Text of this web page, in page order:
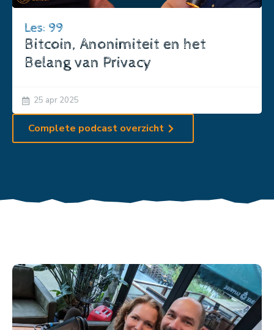
Les: 99
Bitcoin, Anonimiteit en het
Belang van Privacy
25 apr 2025
Complete podcast overzicht